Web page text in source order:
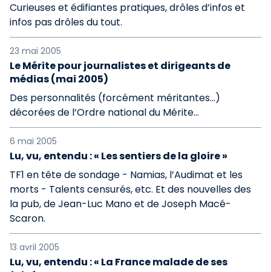
Curieuses et édifiantes pratiques, drôles d’infos et
infos pas drôles du tout.
23 mai 2005
Le Mérite pour journalistes et dirigeants de
médias (mai 2005)
Des personnalités (forcément méritantes...)
décorées de l’Ordre national du Mérite...
6 mai 2005
Lu, vu, entendu : « Les sentiers de la gloire »
TF1 en tête de sondage - Namias, l’Audimat et les
morts - Talents censurés, etc. Et des nouvelles des
la pub, de Jean-Luc Mano et de Joseph Macé-
Scaron.
13 avril 2005
Lu, vu, entendu : « La France malade de ses